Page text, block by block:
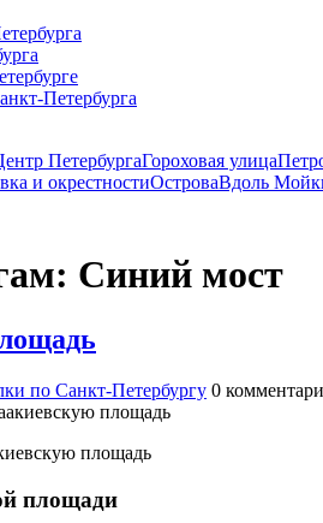
Петербурга
ПетербургаГороховая улица
и окрестностиОстроваВдоль
Синий мост
по Санкт-Петербургу 0
площадь
площади